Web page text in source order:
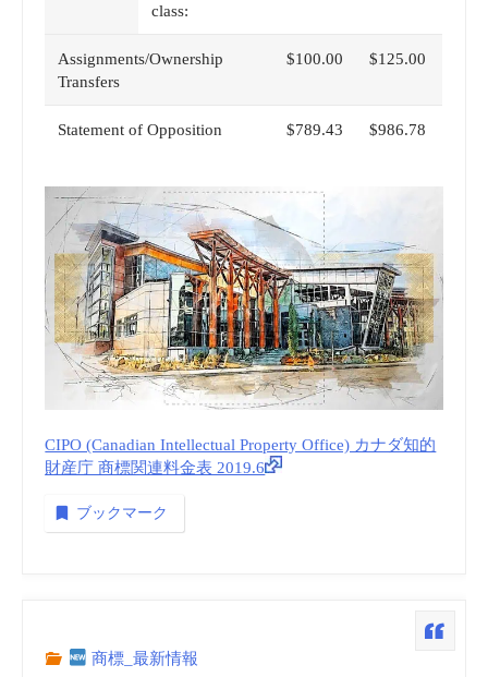
class:
Assignments/Ownership
Transfers
$100.00 $125.00
Statement of Opposition $789.43 $986.78
CIPO (Canadian Intellectual Property Office) カナダ知的
財産庁 商標関連料金表 2019.6
ブックマーク
商標_最新情報